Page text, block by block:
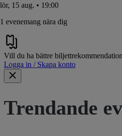
lör, 15 aug. • 19:00
1 evenemang nära dig
Vill du ha bättre
Logga in / Skapa konto
Trendande